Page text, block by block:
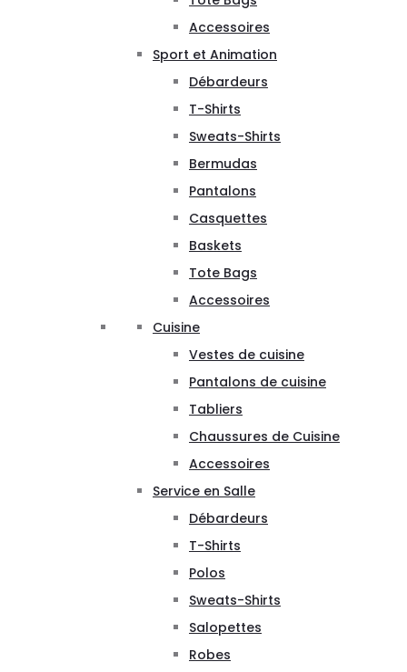
Accessoires
Sport et Animation
Débardeurs
T-Shirts
Sweats-Shirts
Bermudas
Pantalons
Casquettes
Baskets
Tote Bags
Accessoires
Cuisine
Vestes de cuisine
Pantalons de cuisine
Tabliers
Chaussures de Cuisine
Accessoires
Service en Salle
Débardeurs
T-Shirts
Polos
Sweats-Shirts
Salopettes
Robes